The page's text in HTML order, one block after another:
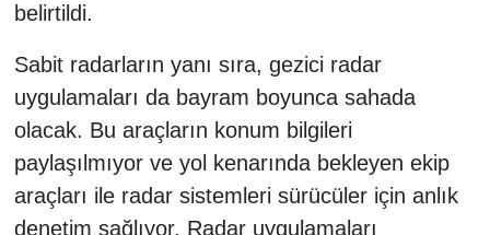
belirtildi.
Sabit radarların yanı sıra, gezici radar
uygulamaları da bayram boyunca sahada
olacak. Bu araçların konum bilgileri
paylaşılmıyor ve yol kenarında bekleyen ekip
araçları ile radar sistemleri sürücüler için anlık
denetim sağlıyor. Radar uygulamaları